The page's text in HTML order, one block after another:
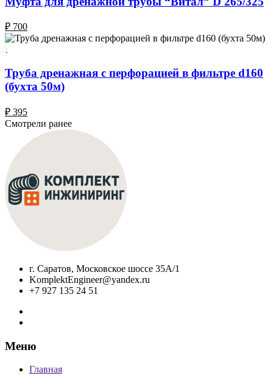
₽ 700
Труба дренажная с перфорацией в фильтре d160
(бухта 50м)
₽ 395
Смотрели ранее
г. Саратов, Московское шоссе 35А/1
KomplektEngineer@yandex.ru
+7 927 135 24 51
Меню
Главная